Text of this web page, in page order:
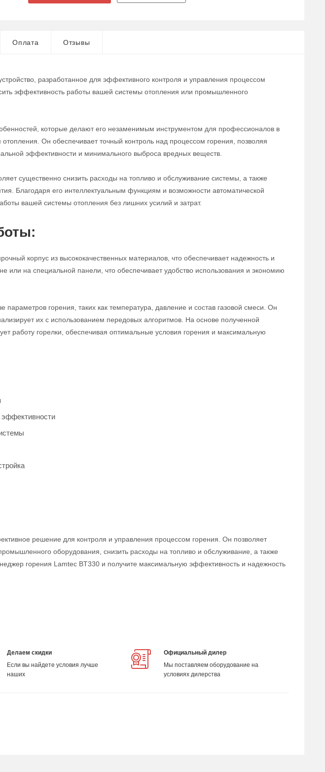
Оплата Отзывы
разработанное для эффективного контроля и управления процессом
эффективность работы вашей системы отопления или промышленного
которые делают его незаменимым инструментом для профессионалов в
отопления. Он обеспечивает точный контроль над процессом горения, позволяя
эффективности и минимального выброса вредных веществ.
существенно снизить расходы на топливо и обслуживание системы, а также
Благодаря его интеллектуальным функциям и возможности автоматической
вашей системы отопления без лишних усилий и затрат.
корпус из высококачественных материалов, что обеспечивает надежность и
или на специальной панели, что обеспечивает удобство использования и экономию
горения, таких как температура, давление и состав газовой смеси. Он
их с использованием передовых алгоритмов. На основе полученной
работу горелки, обеспечивая оптимальные условия горения и максимальную
решение для контроля и управления процессом горения. Он позволяет
оборудования, снизить расходы на топливо и обслуживание, а также
горения Lamtec BT330 и получите максимальную эффективность и надежность
Делаем скидки
Если вы найдете условия лучше
наших
Официальный дилер
Мы поставляем оборудование на
условиях дилерства